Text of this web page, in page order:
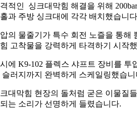
적인 싱크대막힘 해결을 위해
과 주방 싱크대에 각각 배치했습니
의 물줄기가 특수 회전 노즐을 통해
고착물을 강력하게 타격하기 시작
에 K9-102 플렉스 샤프트 장비를 투
슬러지까지 완벽하게 스케일링했습니
대막힘 현장의 돌처럼 굳은 이물질
는 소리가 선명하게 들렸습니다.